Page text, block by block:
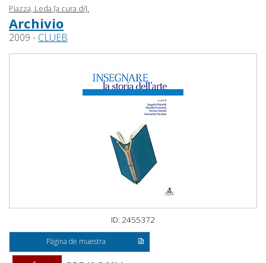
Piazza, Leda [a cura di].
Archivio
2009 - CLUEB
ID: 2455372
Página de muestra